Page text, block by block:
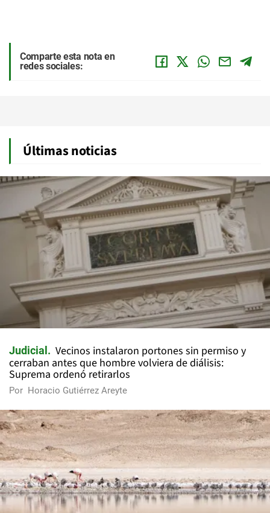
Comparte esta nota en
redes sociales:
Últimas noticias
Judicial
Vecinos instalaron portones sin permiso y
cerraban antes que hombre volviera de diálisis:
Suprema ordenó retirarlos
Por Horacio Gutiérrez Areyte